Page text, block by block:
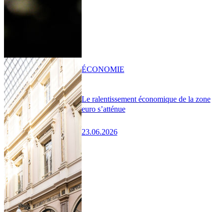
Le ralentissement économique de la zone
euro s’atténue
23.06.2026
ÉCONOMIE